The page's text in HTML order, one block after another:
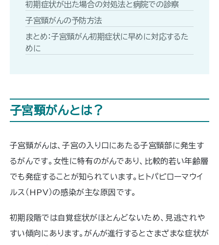
初期症状が出た場合の対処法と病院での診察
子宮頸がんの予防方法
まとめ：子宮頸がん初期症状に早めに対応するた
めに
子宮頸がんとは？
子宮頸がんは、子宮の入り口にあたる子宮頸部に発生す
るがんです。女性に特有のがんであり、比較的若い年齢層
でも発症することが知られています。ヒトパピローマウイ
ルス（HPV）の感染が主な原因です。
初期段階では自覚症状がほとんどないため、見逃されや
すい傾向にあります。がんが進行するとさまざまな症状が